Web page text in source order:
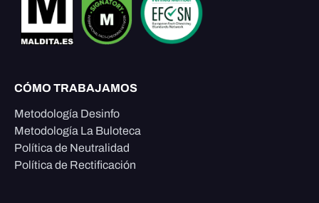
CÓMO TRABAJAMOS
Metodología Desinfo
Metodología La Buloteca
Política de Neutralidad
Política de Rectificación